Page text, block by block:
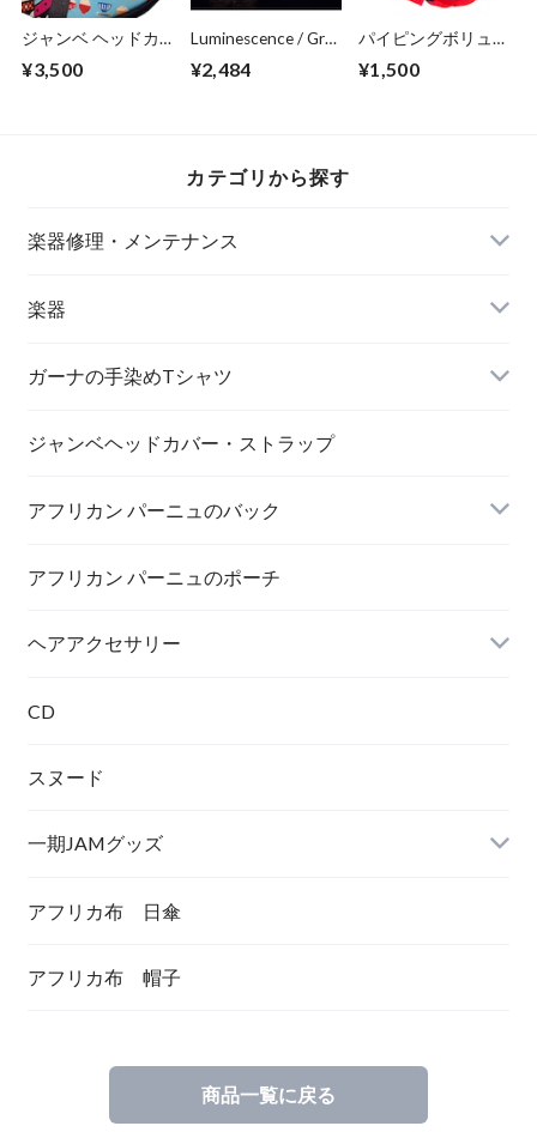
ジャンベ ヘッドカ
Africa×Japan
¥3,500
Luminescence / Gr?
Troup?
¥2,484
パイピングボリュー
¥1,500
カテゴリから探す
楽器修理・メンテナンス
楽器
アサラト
打楽器
ガーナの手染めTシャツ
MAMA AFRICA
AFRICA UNITE
ジャンベヘッドカバー・ストラップ
アフリカン パーニュのバック
トートバック
アフリカン パーニュのポーチ
ヘアアクセサリー
シュシュ
CD
スヌード
一期JAMグッズ
アフリカ布 日傘
アフリカ布 帽子
商品一覧に戻る